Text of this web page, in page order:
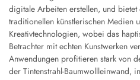
digitale Arbeiten erstellen, und
traditionellen künstlerischen Medien
Kreativtechnologien, wobei das
Betrachter mit echten Kunstwerken
Anwendungen profitieren stark von
der Tintenstrahl-Baumwollleinwand,